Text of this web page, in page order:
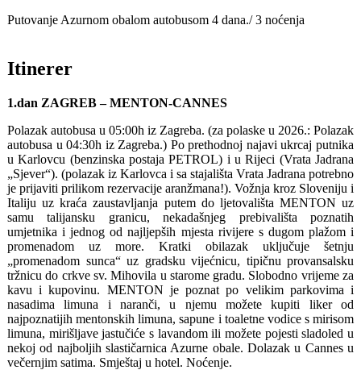
Putovanje Azurnom obalom autobusom 4 dana./ 3 noćenja
Itinerer
1.dan ZAGREB – MENTON-CANNES
Polazak autobusa u 05:00h iz Zagreba. (za polaske u 2026.: Polazak
autobusa u 04:30h iz Zagreba.) Po prethodnoj najavi ukrcaj putnika
u Karlovcu (benzinska postaja PETROL) i u Rijeci (Vrata Jadrana
„Sjever“). (polazak iz Karlovca i sa stajališta Vrata Jadrana potrebno
je prijaviti prilikom rezervacije aranžmana!). Vožnja kroz Sloveniju i
Italiju uz kraća zaustavljanja putem do ljetovališta MENTON uz
samu talijansku granicu, nekadašnjeg prebivališta poznatih
umjetnika i jednog od najljepših mjesta rivijere s dugom plažom i
promenadom uz more. Kratki obilazak uključuje šetnju
„promenadom sunca“ uz gradsku vijećnicu, tipičnu provansalsku
tržnicu do crkve sv. Mihovila u starome gradu. Slobodno vrijeme za
kavu i kupovinu. MENTON je poznat po velikim parkovima i
nasadima limuna i naranči, u njemu možete kupiti liker od
najpoznatijih mentonskih limuna, sapune i toaletne vodice s mirisom
limuna, mirišljave jastučiće s lavandom ili možete pojesti sladoled u
nekoj od najboljih slastičarnica Azurne obale. Dolazak u Cannes u
večernjim satima. Smještaj u hotel. Noćenje.